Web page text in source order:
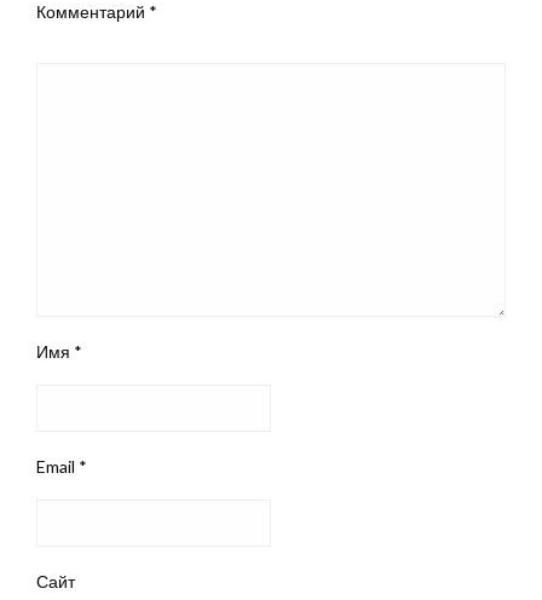
Комментарий *
Имя *
Email *
Сайт